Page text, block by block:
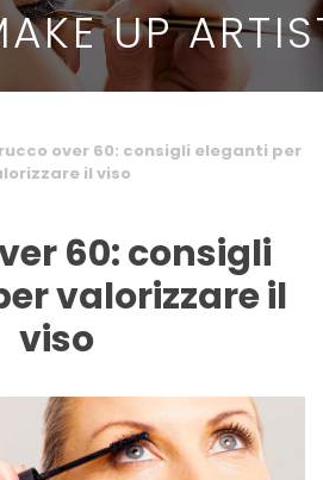
UP
over 60: consigli eleganti per
il viso
60: consigli
valorizzare il
viso